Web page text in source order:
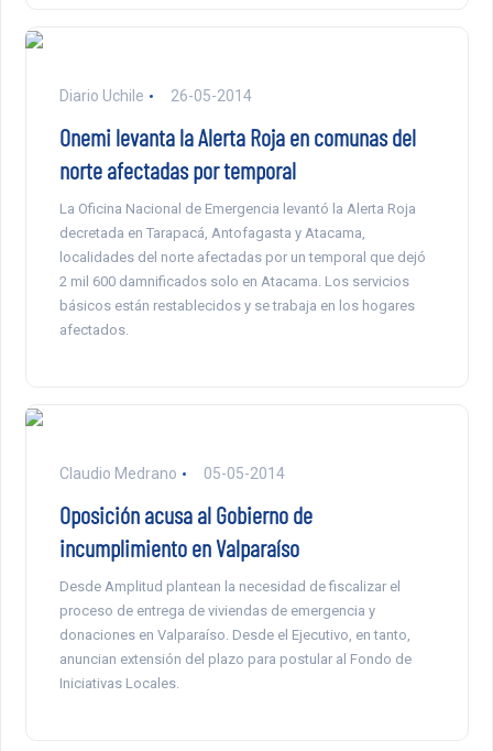
Diario Uchile 26-05-2014
Onemi levanta la Alerta Roja en comunas del
norte afectadas por temporal
La Oficina Nacional de Emergencia levantó la Alerta Roja
decretada en Tarapacá, Antofagasta y Atacama,
localidades del norte afectadas por un temporal que dejó
2 mil 600 damnificados solo en Atacama. Los servicios
básicos están restablecidos y se trabaja en los hogares
afectados.
Claudio Medrano 05-05-2014
Oposición acusa al Gobierno de
incumplimiento en Valparaíso
Desde Amplitud plantean la necesidad de fiscalizar el
proceso de entrega de viviendas de emergencia y
donaciones en Valparaíso. Desde el Ejecutivo, en tanto,
anuncian extensión del plazo para postular al Fondo de
Iniciativas Locales.